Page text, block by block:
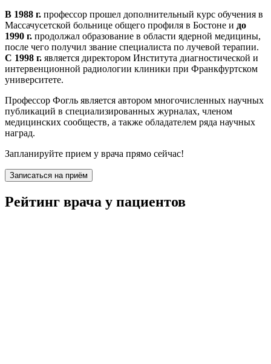
В 1988 г. профессор прошел дополнительный курс обучения в
Массачусетской больнице общего профиля в Бостоне и до
1990 г. продолжал образование в области ядерной медицины,
после чего получил звание специалиста по лучевой терапии.
С 1998 г. является директором Института диагностической и
интервенционной радиологии клиники при Франкфуртском
университете.
Профессор Фогль является автором многочисленных научных
публикаций в специализированных журналах, членом
медицинских сообществ, а также обладателем ряда научных
наград.
Запланируйте прием у врача прямо сейчас!
Записаться на приём
Рейтинг врача у пациентов